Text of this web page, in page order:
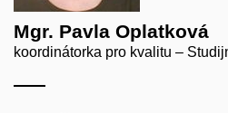
Mgr. Pavla Oplatková
koordinátorka pro kvalitu –